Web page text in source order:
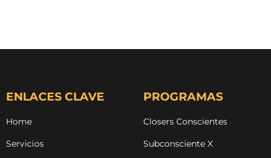
ENLACES CLAVE
Home
Servicios
PROGRAMAS
Closers Conscientes
Subconsciente X